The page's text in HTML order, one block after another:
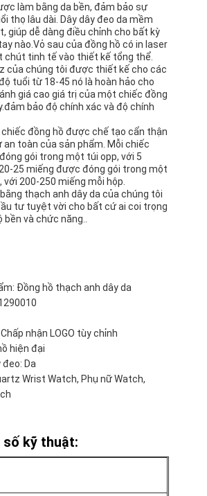
làm bằng da bền, đảm bảo sự
thọ lâu dài. Dây dây đeo da mềm
giúp dễ dàng điều chỉnh cho bất kỳ
nào.Vỏ sau của đồng hồ có in laser
chút tinh tế vào thiết kế tổng thể.
của chúng tôi được thiết kế cho các
tuổi từ 18-45 nó là hoàn hảo cho
giá cao giá trị của một chiếc đồng
bảo độ chính xác và độ chính
chiếc đồng hồ được chế tạo cẩn thận
an toàn của sản phẩm. Mỗi chiếc
gói trong một túi opp, với 5
25 miếng được đóng gói trong một
với 200-250 miếng mỗi hộp.
thạch anh dây da của chúng tôi
tư tuyệt vời cho bất cứ ai coi trọng
và chức năng..
Đồng hồ thạch anh dây da
Chấp nhận LOGO tùy chỉnh
hiện đại
Da
Wrist Watch, Phụ nữ Watch,
số kỹ thuật: